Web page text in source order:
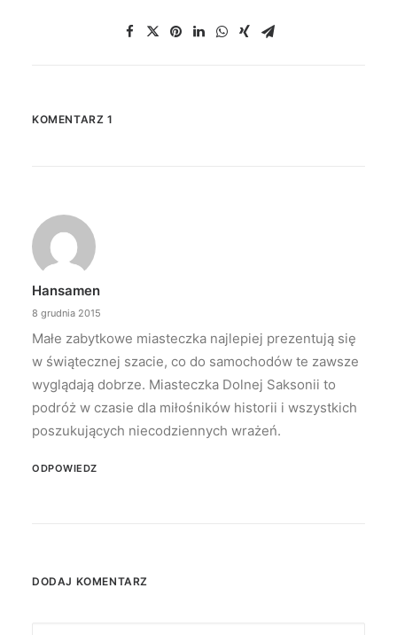
KOMENTARZ 1
Hansamen
8 grudnia 2015
Małe zabytkowe miasteczka najlepiej prezentują się
w świątecznej szacie, co do samochodów te zawsze
wyglądają dobrze. Miasteczka Dolnej Saksonii to
podróż w czasie dla miłośników historii i wszystkich
poszukujących niecodziennych wrażeń.
ODPOWIEDZ
DODAJ KOMENTARZ